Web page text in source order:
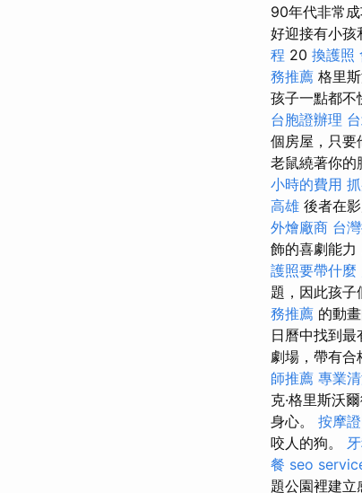
90年代非常
好迎接有小孩
程 20 換護照
務推薦 格里
孩子一點都不
台胞證辦理
個房屋，只要
老鼠繞著你的
小時的費用
高雄 後者在
外燴廠商 台
飾的喜劇能力
護照要帶什麼
題，因此孩
務推薦 的動
日曆中找到
劇場，帶有
師推薦 專業
克·格里斯沃
身心。 按摩
咬人的狗。
餐 seo
題公園裡建立